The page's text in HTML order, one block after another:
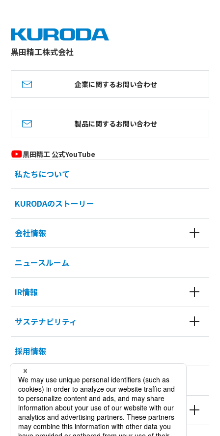
黒田精工株式会社
企業に関するお問い合わせ
製品に関するお問い合わせ
黒田精工 公式YouTube
私たちについて
KURODAのストーリー
会社情報
ニュースルーム
IR情報
サステナビリティ
採用情報
KURODA HISTORY 100
製品情報